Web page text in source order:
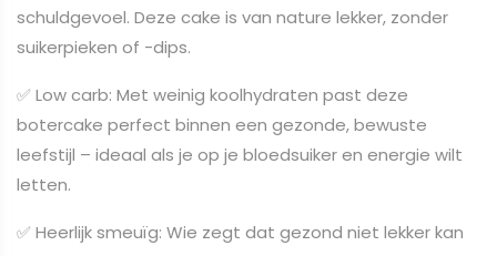
schuldgevoel. Deze cake is van nature lekker, zonder
suikerpieken of -dips.
✅ Low carb: Met weinig koolhydraten past deze
botercake perfect binnen een gezonde, bewuste
leefstijl – ideaal als je op je bloedsuiker en energie wilt
letten.
✅ Heerlijk smeuïg: Wie zegt dat gezond niet lekker kan